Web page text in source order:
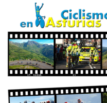
CICLISMO EN